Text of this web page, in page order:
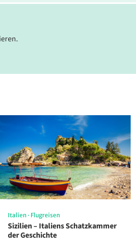
Italien · Flugreisen
Sizilien – Italiens Schatzkammer
der Geschichte